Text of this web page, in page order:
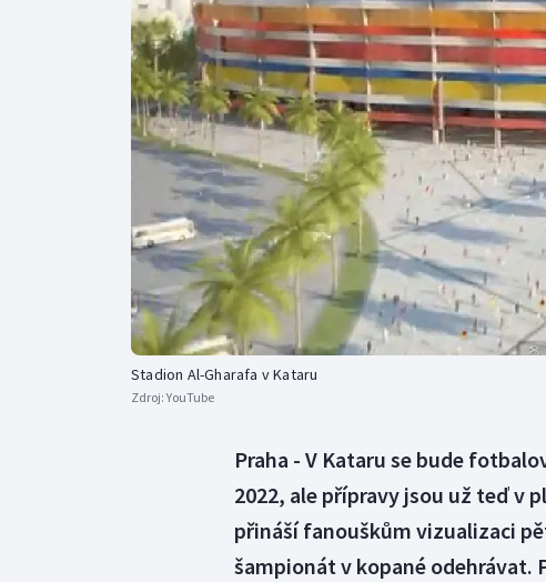
Curling
Dostihy
Florbal
Futsal
Golf
Gymnastika
Stadion Al-Gharafa v Kataru
Zdroj:YouTube
Praha - V Kataru se bude
2022, ale přípravy jsou už teď v
přináší fanouškům vizualizaci
šampionát v kopané odehrávat.